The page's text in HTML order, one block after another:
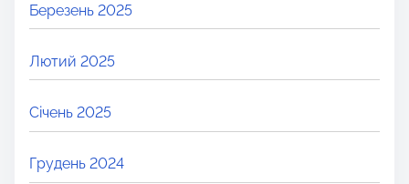
Березень 2025
Лютий 2025
Січень 2025
Грудень 2024